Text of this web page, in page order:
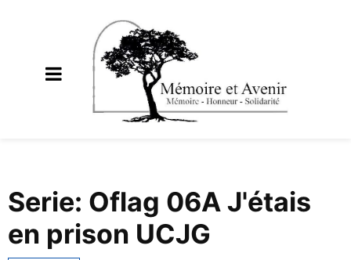
Serie: Oflag 06A J'étais
en prison UCJG